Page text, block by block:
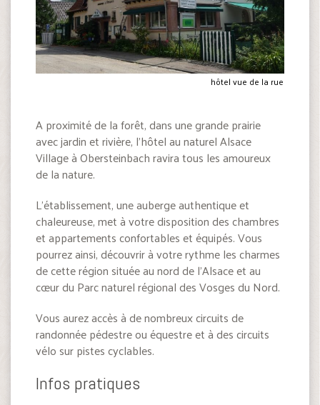
hôtel vue de la rue
A proximité de la forêt, dans une grande prairie
avec jardin et rivière, l’hôtel au naturel Alsace
Village à Obersteinbach ravira tous les amoureux
de la nature.
L’établissement, une auberge authentique et
chaleureuse, met à votre disposition des chambres
et appartements confortables et équipés. Vous
pourrez ainsi, découvrir à votre rythme les charmes
de cette région située au nord de l’Alsace et au
cœur du Parc naturel régional des Vosges du Nord.
Vous aurez accès à de nombreux circuits de
randonnée pédestre ou équestre et à des circuits
vélo sur pistes cyclables.
Infos pratiques